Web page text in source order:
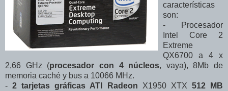
características
son:
- Procesador
Intel Core 2
Extreme
QX6700 a 4 x
2,66 GHz (procesador con 4 núcleos, vaya), 8Mb de
memoria caché y bus a 10066 MHz.
-2 tarjetas gráficas ATI Radeon X1950 XTX 512 MB